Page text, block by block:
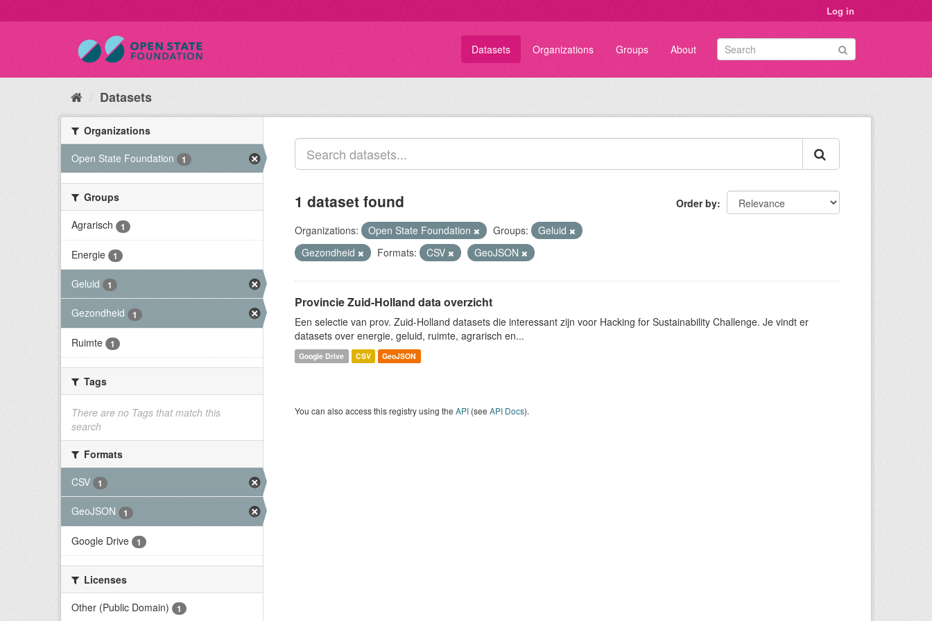
Log in
Datasets Organizations Groups About
Datasets
Organizations
Open State Foundation
1
Groups
Agrarisch
1
Energie 1
Geluid 1
Gezondheid 1
Ruimte 1
Tags
There are no Tags that match this
search
Formats
CSV
1
GeoJSON 1
Google Drive 1
Licenses
Other (Public Domain)
1
Order by
1 dataset found
Organizations: Open State Foundation Groups:
Geluid
Gezondheid
Formats: CSV GeoJSON
Provincie Zuid-Holland data overzicht
Een selectie van prov. Zuid-Holland datasets die interessant zijn voor Hacking for Sustainability Challenge. Je vindt er
datasets over energie, geluid, ruimte, agrarisch en...
Google Drive CSV GeoJSON
You can also access this registry using the API (see API Docs).